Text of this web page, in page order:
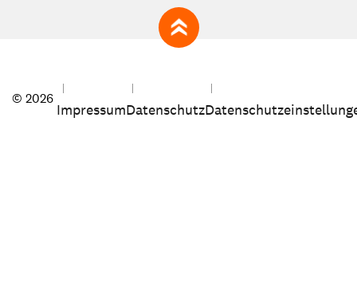
zum Seitenanfang
© 2026
ImpressumDatenschutz